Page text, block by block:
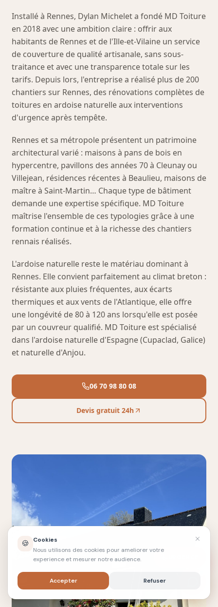
Installé à Rennes, Dylan Michelet a fondé MD Toiture
en 2018 avec une ambition claire : offrir aux
habitants de Rennes et de l'Ille-et-Vilaine un service
de couverture de qualité artisanale, sans sous-
traitance et avec une transparence totale sur les
tarifs. Depuis lors, l'entreprise a réalisé plus de 200
chantiers sur Rennes, des rénovations complètes de
toitures en ardoise naturelle aux interventions
d'urgence après tempête.
Rennes et sa métropole présentent un patrimoine
architectural varié : maisons à pans de bois en
hypercentre, pavillons des années 70 à Cleunay ou
Villejean, résidences récentes à Beaulieu, maisons de
maître à Saint-Martin… Chaque type de bâtiment
demande une expertise spécifique. MD Toiture
maîtrise l'ensemble de ces typologies grâce à une
formation continue et à la richesse des chantiers
rennais réalisés.
L'ardoise naturelle reste le matériau dominant à
Rennes. Elle convient parfaitement au climat breton :
résistante aux pluies fréquentes, aux écarts
thermiques et aux vents de l'Atlantique, elle offre
une longévité de 80 à 120 ans lorsqu'elle est posée
par un couvreur qualifié. MD Toiture est spécialisé
dans l'ardoise naturelle d'Espagne (Cupaclad, Galice)
et naturelle d'Anjou.
06 70 98 80 08
Devis gratuit 24h
🍪
Cookies
Nous utilisons des cookies pour ameliorer votre
experience et mesurer notre audience.
Accepter Refuser